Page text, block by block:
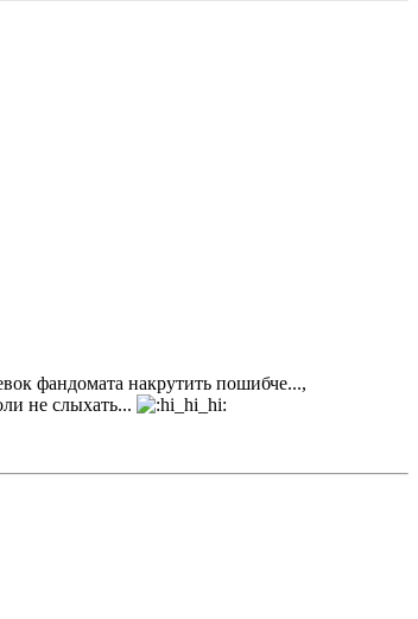
фандомата накрутить пошибче...,
не слыхать...